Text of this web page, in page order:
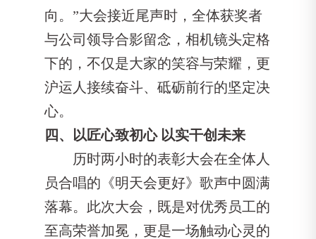
向。”大会接近尾声时，全体获奖者
与公司领导合影留念，相机镜头定格
下的，不仅是大家的笑容与荣耀，更
沪运人接续奋斗、砥砺前行的坚定决
心。
四、以匠心致初心 以实干创未来
历时两小时的表彰大会在全体人
员合唱的《明天会更好》歌声中圆满
落幕。此次大会，既是对优秀员工的
至高荣誉加冕，更是一场触动心灵的